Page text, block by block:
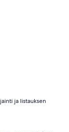
ja listauksen